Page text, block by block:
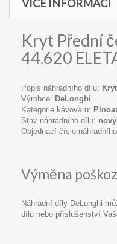
VÍCE INFORMACÍ
Kryt Přední
44.620
Popis náhradního dílu:
Výrobce: DeLonghi
Kategorie kávovaru:
Stav náhradního dílu: nový
Objednací číslo
Výměna
Náhradní díly DeLonghi
dílu nebo příslušenství